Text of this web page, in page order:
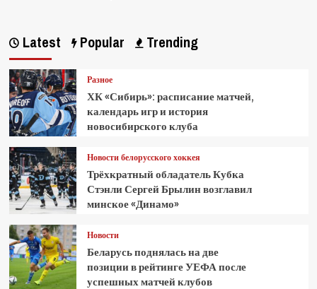
Latest Popular Trending
Разное
ХК «Сибирь»: расписание матчей,
календарь игр и история
новосибирского клуба
Новости белорусского хоккея
Трёхкратный обладатель Кубка
Стэнли Сергей Брылин возглавил
минское «Динамо»
Новости
Беларусь поднялась на две
позиции в рейтинге УЕФА после
успешных матчей клубов